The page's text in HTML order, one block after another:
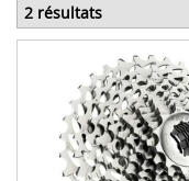
2 résultats